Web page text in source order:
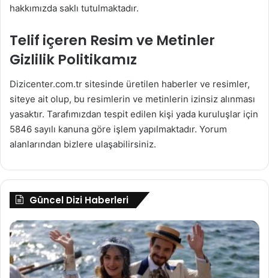
hakkımızda saklı tutulmaktadır.
Telif içeren Resim ve Metinler
Gizlilik Politikamız
Dizicenter.com.tr sitesinde üretilen haberler ve resimler,
siteye ait olup, bu resimlerin ve metinlerin izinsiz alınması
yasaktır. Tarafımızdan tespit edilen kişi yada kuruluşlar için
5846 sayılı kanuna göre işlem yapılmaktadır. Yorum
alanlarından bizlere ulaşabilirsiniz.
Güncel Dizi Haberleri